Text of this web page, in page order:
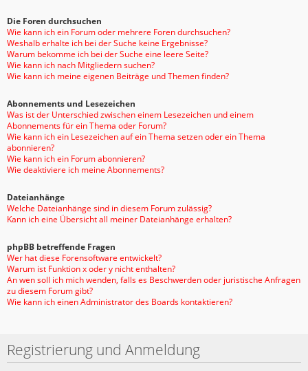
Die Foren durchsuchen
Wie kann ich ein Forum oder mehrere Foren durchsuchen?
Weshalb erhalte ich bei der Suche keine Ergebnisse?
Warum bekomme ich bei der Suche eine leere Seite?
Wie kann ich nach Mitgliedern suchen?
Wie kann ich meine eigenen Beiträge und Themen finden?
Abonnements und Lesezeichen
Was ist der Unterschied zwischen einem Lesezeichen und einem
Abonnements für ein Thema oder Forum?
Wie kann ich ein Lesezeichen auf ein Thema setzen oder ein Thema
abonnieren?
Wie kann ich ein Forum abonnieren?
Wie deaktiviere ich meine Abonnements?
Dateianhänge
Welche Dateianhänge sind in diesem Forum zulässig?
Kann ich eine Übersicht all meiner Dateianhänge erhalten?
phpBB betreffende Fragen
Wer hat diese Forensoftware entwickelt?
Warum ist Funktion x oder y nicht enthalten?
An wen soll ich mich wenden, falls es Beschwerden oder juristische Anfragen
zu diesem Forum gibt?
Wie kann ich einen Administrator des Boards kontaktieren?
Registrierung und Anmeldung